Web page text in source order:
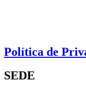
Política de
SEDE